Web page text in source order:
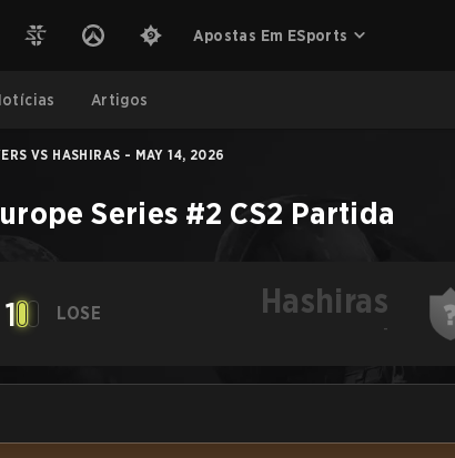
Apostas Em ESports
Artigos
VS HASHIRAS - MAY 14, 2026
Series #2 CS2 Partida
1 LOSE Hashiras
-